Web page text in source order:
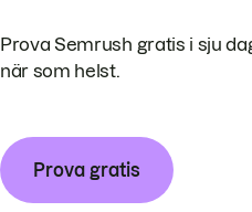
Prova Semrush gratis i sju
när som helst.
Prova gratis